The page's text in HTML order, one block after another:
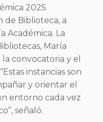
2025
de Biblioteca, a
Académica. La
María
convocatoria y el
instancias son
y orientar el
entorno cada vez
señaló.